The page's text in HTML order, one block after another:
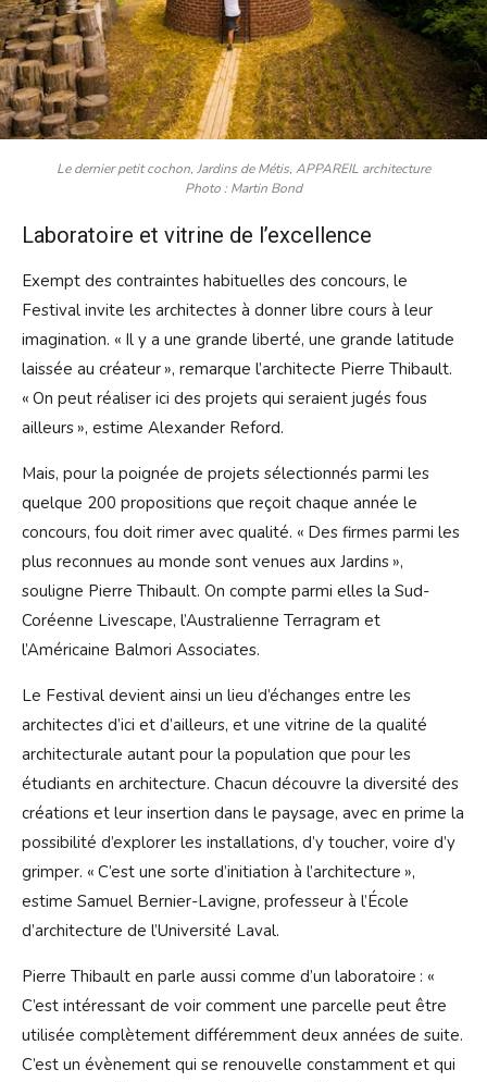
Le dernier petit cochon, Jardins de Métis, APPAREIL architecture
Photo : Martin Bond
Laboratoire et vitrine de l’excellence
Exempt des contraintes habituelles des concours, le
Festival invite les architectes à donner libre cours à leur
imagination. « Il y a une grande liberté, une grande latitude
laissée au créateur », remarque l’architecte Pierre Thibault.
« On peut réaliser ici des projets qui seraient jugés fous
ailleurs », estime Alexander Reford.
Mais, pour la poignée de projets sélectionnés parmi les
quelque 200 propositions que reçoit chaque année le
concours, fou doit rimer avec qualité. « Des firmes parmi les
plus reconnues au monde sont venues aux Jardins »,
souligne Pierre Thibault. On compte parmi elles la Sud-
Coréenne Livescape, l’Australienne Terragram et
l’Américaine Balmori Associates.
Le Festival devient ainsi un lieu d’échanges entre les
architectes d’ici et d’ailleurs, et une vitrine de la qualité
architecturale autant pour la population que pour les
étudiants en architecture. Chacun découvre la diversité des
créations et leur insertion dans le paysage, avec en prime la
possibilité d’explorer les installations, d’y toucher, voire d’y
grimper. « C’est une sorte d’initiation à l’architecture »,
estime Samuel Bernier-Lavigne, professeur à l’École
d’architecture de l’Université Laval.
Pierre Thibault en parle aussi comme d’un laboratoire : «
C’est intéressant de voir comment une parcelle peut être
utilisée complètement différemment deux années de suite.
C’est un évènement qui se renouvelle constamment et qui